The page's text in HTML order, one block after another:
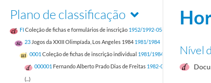
Plano de classificação
FIColeção de fichas e formulários de inscrição 1952/1992-05-17
23 Jogos da XXIII Olimpíada, Los Angeles 1984 1981/1984
0001 Coleção de fichas de inscrição individual 1981/1984
000001 Fernando Alberto Prado Dias de Freitas 1982-05-12/1982-05-12
(...)
Nível